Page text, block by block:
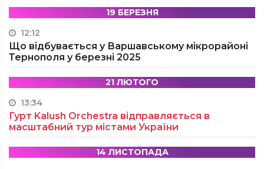
19 БЕРЕЗНЯ
12:12
Що відбувається у Варшавському мікрорайоні
Тернополя у березні 2025
21 ЛЮТОГО
13:34
Гурт Kalush Orchestra відправляється в
масштабний тур містами України
14 ЛИСТОПАДА